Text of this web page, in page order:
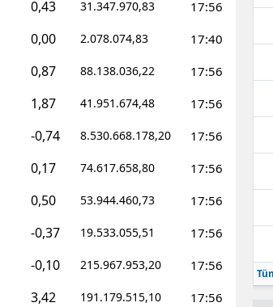
0,43 31.347.970,83 17:56
0,00 2.078.074,83 17:40
0,87 88.138.036,22 17:56
1,87 41.951.674,48 17:56
-0,74 8.530.668.178,20 17:56
0,17 74.617.658,80 17:56
0,50 53.944.460,73 17:56
-0,37 19.533.055,51 17:56
-0,10 215.967.953,20 17:56
3,42 191.179.515,10 17:56